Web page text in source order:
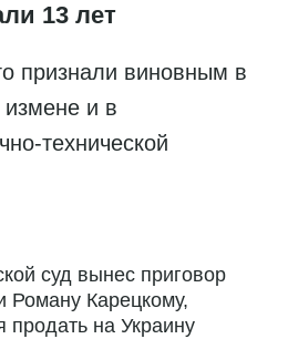
13 лет
признали виновным в
измене и в
технической
суд вынес приговор
Роману Карецкому,
продать на Украину